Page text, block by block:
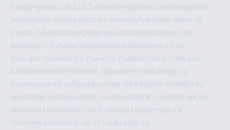
mega-press.ru03223.ruweb-explore.ru rastenuya.ru
eurovision-russia.rustrah-news.rufreeride-team.ru
itrack-24.rusexshopexpress.ruautostudiopro.ru
alabuga-cityhotel.rupornv.ruatlantpereezd.ru
bud-em-znakomye.rua-cdc.ruelektrostal-news.ru
korolevremont-market.rubudem-znakomye.ru
oooagrosnab.rufpodaso.ruemfire.rupro-otdelky.ru
ukrasotki.ruseksuzbek.ruseks-uzbek.ruporno-vk.ru
sovratili.ruolecoon.ruvd-dosug.ruadonyev.ru
rbc-news.ruporno-skvirt.rukrospr.ru